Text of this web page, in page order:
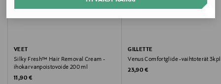
Valmistaja
Bat. Power Oy
VEET
Silky Fresh™ Hair Removal Cream -
ihokarvanpoistovoide 200 ml
Original Price
11,90 €
GILLETTE
Venus Comfortglide -vaihtoterät 3kpl
Original Price
23,90 €